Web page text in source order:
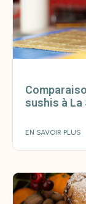
sushis à La
EN SAVOIR PLUS